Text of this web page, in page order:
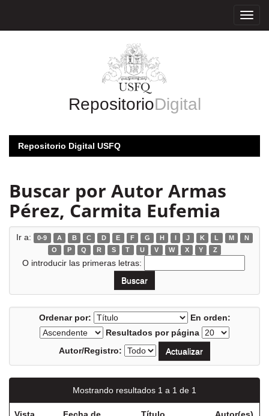
RepositorioDigital
Repositorio Digital USFQ
Buscar por Autor Armas
Pérez, Carmita Eufemia
Ir a: 0-9 A B C D E F G H I J K L M
N
O
P Q R S T U V W X Y Z
O introducir las primeras letras:
Ordenar por:
En orden:
Resultados por página
Autor/Registro:
Mostrando resultados 1 a 1 de 1